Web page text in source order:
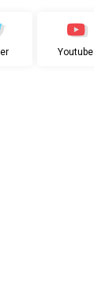
Youtube